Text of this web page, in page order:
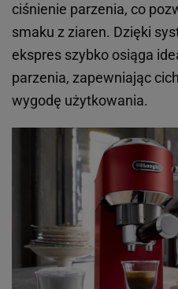
ciśnienie parzenia, co
smaku z ziaren. Dzięki
ekspres szybko osiąga
parzenia, zapewniając
wygodę użytkowania.